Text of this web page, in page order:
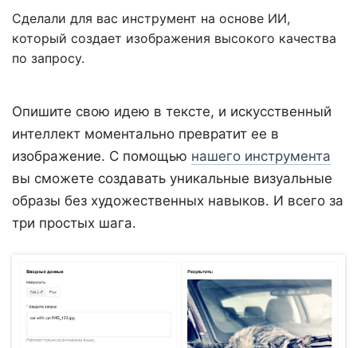
Сделали для вас инструмент на основе ИИ,
который создает изображения высокого качества
по запросу.
Опишите свою идею в тексте, и искусственный
интеллект моментально превратит ее в
изображение. С помощью нашего инструмента
вы сможете создавать уникальные визуальные
образы без художественных навыков. И всего за
три простых шага.